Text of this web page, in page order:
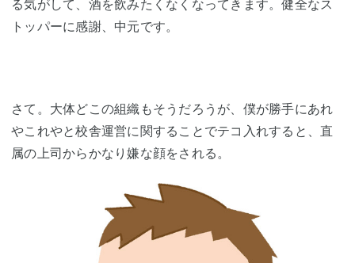
る気がして、酒を飲みたくなくなってきます。健全なス
トッパーに感謝、中元です。
さて。大体どこの組織もそうだろうが、僕が勝手にあれ
やこれやと校舎運営に関することでテコ入れすると、直
属の上司からかなり嫌な顔をされる。